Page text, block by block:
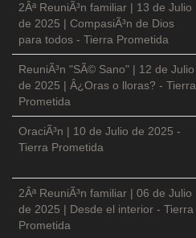
2Âª ReuniÃ³n familiar | 13 de Julio
de 2025 | CompasiÃ³n de Dios
para todos - Tierra Prometida
ReuniÃ³n "SÃ© Sano" | 12 de Julio
de 2025 | Â¿Oras o lloras? - Tierra
Prometida
OraciÃ³n | 10 de Julio de 2025 -
Tierra Prometida
2Âª ReuniÃ³n familiar | 06 de Julio
de 2025 | Desde el interior - Tierra
Prometida